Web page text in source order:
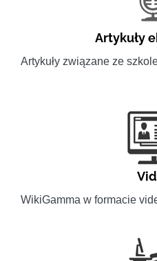
Artykuły
Artykuły związane ze
WikiGamma w formacie